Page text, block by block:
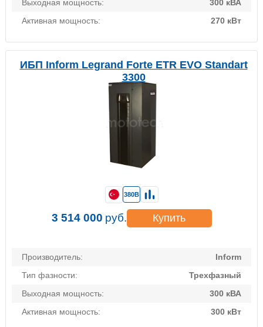
Выходная мощность:
300 кВА
Активная мощность:
270 кВт
ИБП Inform Legrand Forte ETR EVO Standart
3300
Производитель:
Inform
Тип фазности:
Трехфазный
Выходная мощность:
300 кВА
Активная мощность:
300 кВт
380В
3 514 000 руб. Купить